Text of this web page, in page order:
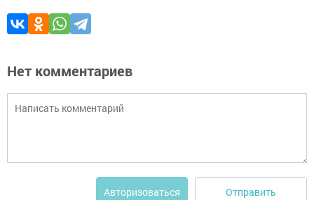
Нет комментариев
Авторизоваться Отправить